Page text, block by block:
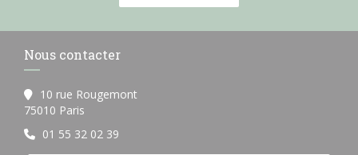
Nous contacter
10 rue Rougemont
75010 Paris
01 55 32 02 39